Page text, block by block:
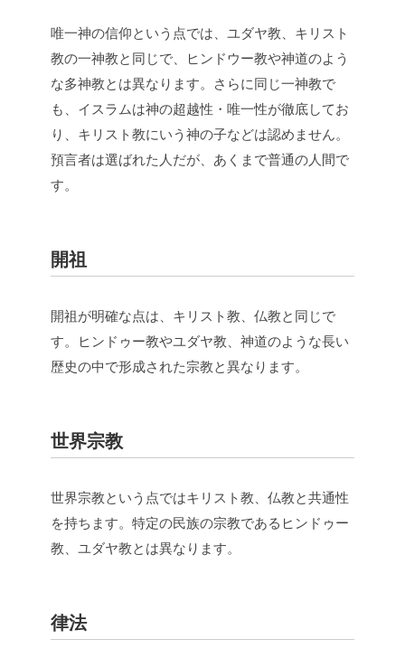
唯一神の信仰という点では、ユダヤ教、キリスト
教の一神教と同じで、ヒンドウー教や神道のよう
な多神教とは異なります。さらに同じ一神教で
も、イスラムは神の超越性・唯一性が徹底してお
り、キリスト教にいう神の子などは認めません。
預言者は選ばれた人だが、あくまで普通の人間で
す。
開祖
開祖が明確な点は、キリスト教、仏教と同じで
す。ヒンドゥー教やユダヤ教、神道のような長い
歴史の中で形成された宗教と異なります。
世界宗教
世界宗教という点ではキリスト教、仏教と共通性
を持ちます。特定の民族の宗教であるヒンドゥー
教、ユダヤ教とは異なります。
律法